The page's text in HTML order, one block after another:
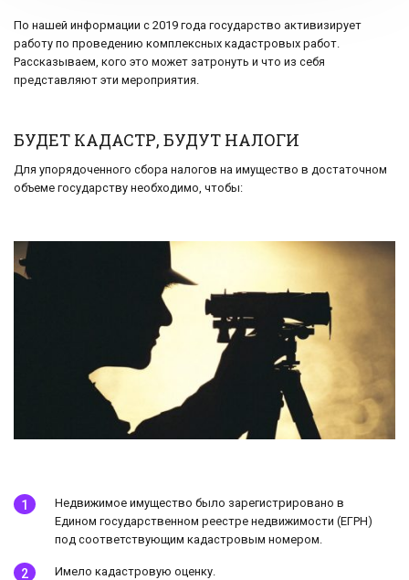
По нашей информации с 2019 года государство активизирует
работу по проведению комплексных кадастровых работ.
Рассказываем, кого это может затронуть и что из себя
представляют эти мероприятия.
БУДЕТ КАДАСТР, БУДУТ НАЛОГИ
Для упорядоченного сбора налогов на имущество в достаточном
объеме государству необходимо, чтобы:
Недвижимое имущество было зарегистрировано в
Едином государственном реестре недвижимости (ЕГРН)
под соответствующим кадастровым номером.
Имело кадастровую оценку.